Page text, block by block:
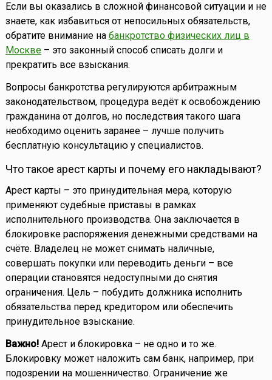
Если вы оказались в сложной финансовой ситуации и не
знаете, как избавиться от непосильных обязательств,
обратите внимание на банкротство физических лиц в
Москве– это законный способ списать долги и
прекратить все взыскания.
Вопросы банкротства регулируются арбитражным
законодательством, процедура ведёт к освобождению
гражданина от долгов, но последствия такого шага
необходимо оценить заранее – лучше получить
бесплатную консультацию у специалистов.
Что такое арест карты и почему его накладывают?
Арест карты – это принудительная мера, которую
применяют судебные приставы в рамках
исполнительного производства. Она заключается в
блокировке распоряжения денежными средствами на
счёте. Владелец не может снимать наличные,
совершать покупки или переводить деньги – все
операции становятся недоступными до снятия
ограничения. Цель – побудить должника исполнить
обязательства перед кредитором или обеспечить
принудительное взыскание.
Важно! Арест и блокировка – не одно и то же.
Блокировку может наложить сам банк, например, при
подозрении на мошенничество. Ограничение же